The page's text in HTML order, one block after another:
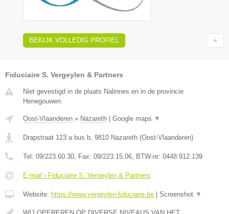
BEKIJK VOLLEDIG PROFIEL
Fiduciaire S. Vergeylen & Partners
Niet gevestigd in de plaats Nalinnes en in de provincie
Henegouwen.
Oost-Vlaanderen » Nazareth Google maps ▼
Drapstraat 123 a bus b 9810 Nazareth (Oost-Vlaanderen)
Tel: 09/223.60.30 , Fax: 09/223.15.06 , BTW-nr: 0448.912.139
E-mail › Fiduciaire S. Vergeylen & Partners
Website: https://www.vergeylen-fiduciaire.be Screenshot ▼